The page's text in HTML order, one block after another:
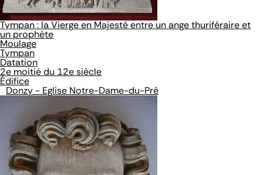
Tympan : la Vierge en Majesté entre un ange thuriféraire et
un prophète
Moulage
Tympan
Datation
2e moitié du 12e siècle
Édifice
Donzy - Eglise Notre-Dame-du-Pré